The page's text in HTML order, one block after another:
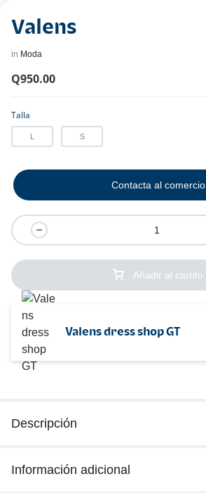
Valens
in Moda
Q950.00
Talla
L S
Añadir al carrito
Contacta al comercio
Valens dress shop GT
Descripción
Información adicional